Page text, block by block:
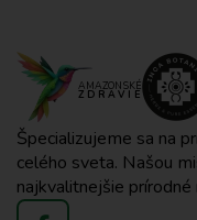
AMAZONSKÉ
ZDRAVIE
Špecializujeme sa na
celého sveta. Našou
najkvalitnejšie prírodné